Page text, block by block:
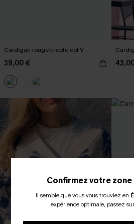
Cardigan rouge tricoté col V
39,00 €
Confirmez votre zone
Il semble que vous vous trouviez en
expérience optimale, passez